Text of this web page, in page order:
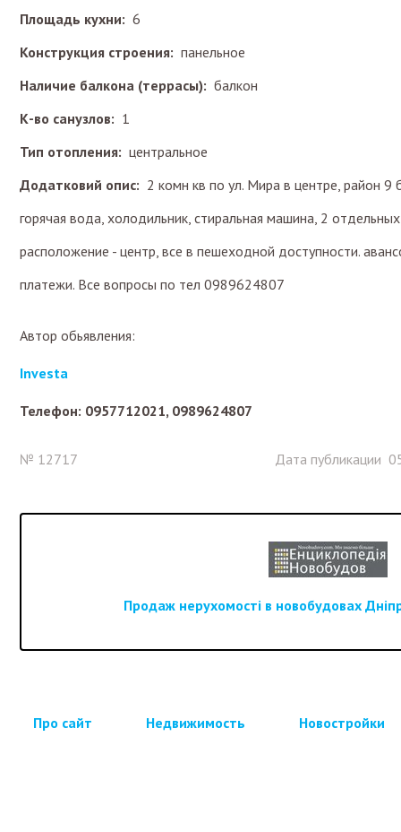
Площадь кухни: 6
Конструкция строения: панельное
Наличие балкона (террасы): балкон
К-во санузлов: 1
Тип отопления: центральное
Додатковий опис: 2 комн кв по ул. Мира в центре, район 9
горячая вода, холодильник, стиральная машина, 2
расположение - центр, все в пешеходной доступности.
платежи. Все вопросы по тел 0989624807
Автор обьявления:
Investa
Телефон: 0957712021, 0989624807
№ 12717 Дата публикации
Продаж нерухомості в новобудовах
Про сайт Недвижимость Новостройки